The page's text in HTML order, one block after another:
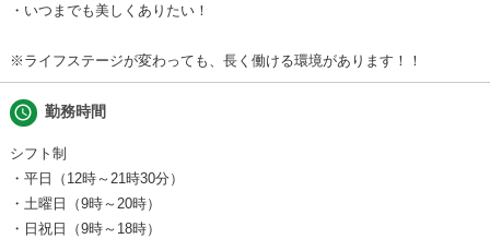
・いつまでも美しくありたい！
※ライフステージが変わっても、長く働ける環境があります！！
schedule 勤務時間
シフト制
・平日（12時～21時30分）
・土曜日（9時～20時）
・日祝日（9時～18時）